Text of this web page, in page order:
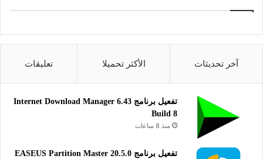
آخر تحديثات الأكثر تحميلا تعليقات
تفعيل برنامج Internet Download Manager 6.43
Build 8
منذ 8 ساعات
تفعيل برنامج EASEUS Partition Master 20.5.0